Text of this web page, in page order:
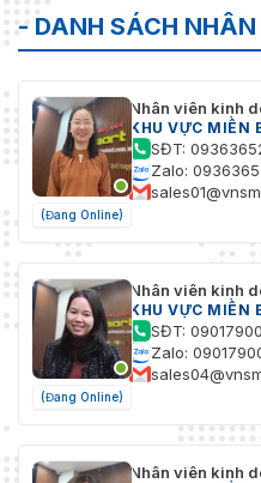
- DANH SÁCH
(Đang Online)
Nhân viên kinh
KHU VỰC MIỀN
SĐT:
Zalo:
(Đang Online)
Nhân viên kinh
KHU VỰC MIỀN
SĐT:
Zalo:
Nhân viên kinh